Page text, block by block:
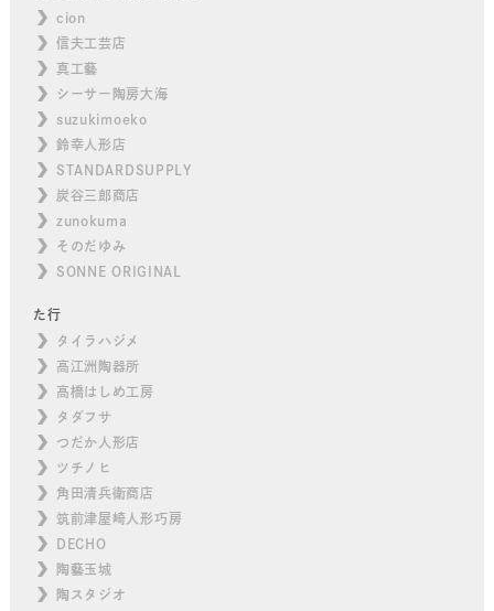
cion
信夫工芸店
真工藝
シーサー陶房大海
suzukimoeko
鈴幸人形店
STANDARDSUPPLY
炭谷三郎商店
zunokuma
そのだゆみ
SONNE ORIGINAL
た行
タイラハジメ
高江洲陶器所
高橋はしめ工房
タダフサ
つだか人形店
ツチノヒ
角田清兵衛商店
筑前津屋崎人形巧房
DECHO
陶藝玉城
陶スタジオ